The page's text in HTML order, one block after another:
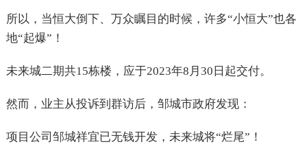
所以，当恒大倒下、万众瞩目的时候，许多“小恒大”也各
地“起爆”！
未来城二期共15栋楼，应于2023年8月30日起交付。
然而，业主从投诉到群访后，邹城市政府发现：
项目公司邹城祥宜已无钱开发，未来城将“烂尾”！